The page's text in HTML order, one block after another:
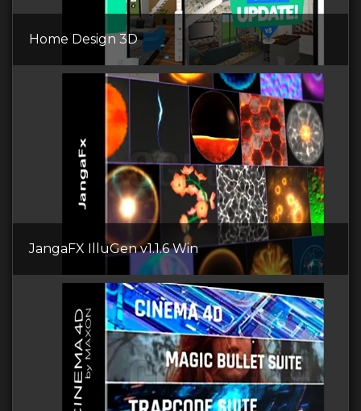
Home Design 3D
JangaFX IlluGen v1.1.6 Win